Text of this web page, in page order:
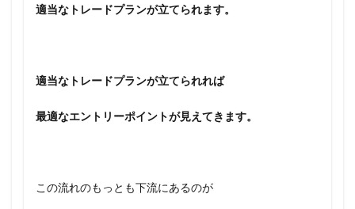
適当なトレードプランが立てられます。
適当なトレードプランが立てられれば
最適なエントリーポイントが見えてきます。
この流れのもっとも下流にあるのが